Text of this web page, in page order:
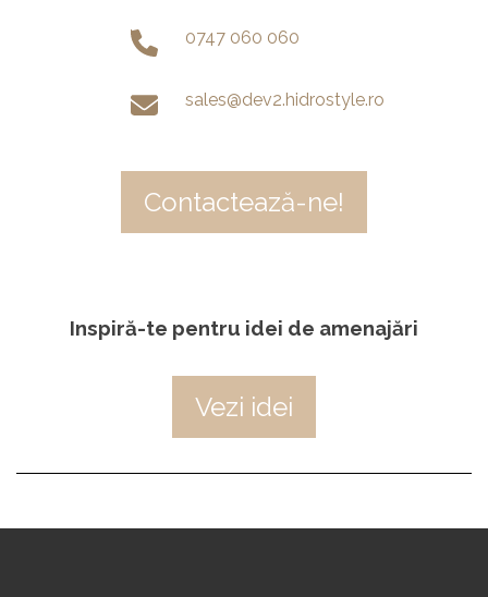
0747 060 060
sales@dev2.hidrostyle.ro
Contactează-ne!
Inspiră-te pentru idei de amenajări
Vezi idei